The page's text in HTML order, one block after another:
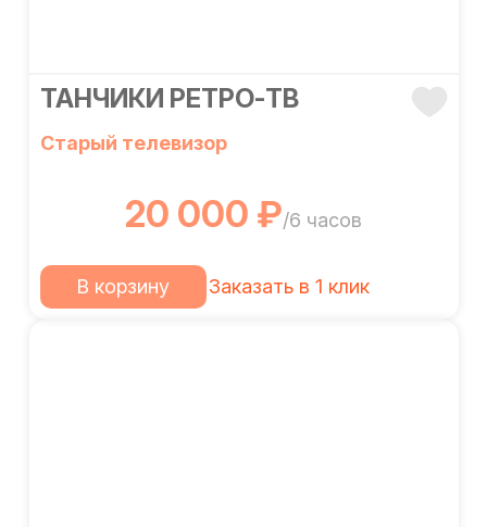
ТАНЧИКИ РЕТРО-ТВ
Старый телевизор
20 000 ₽/6 часов
В корзину Заказать в 1 клик